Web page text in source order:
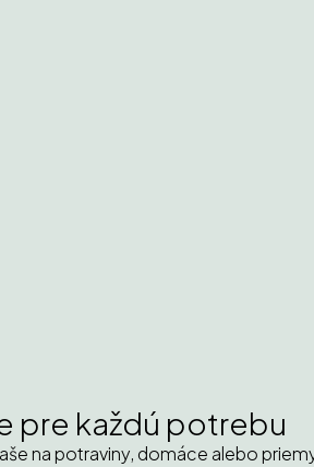
pre každú potrebu
na potraviny, domáce alebo